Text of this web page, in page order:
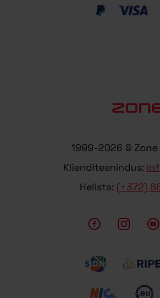
1999-2026 © Zone
Klienditeenindus:
Helista: (+372)